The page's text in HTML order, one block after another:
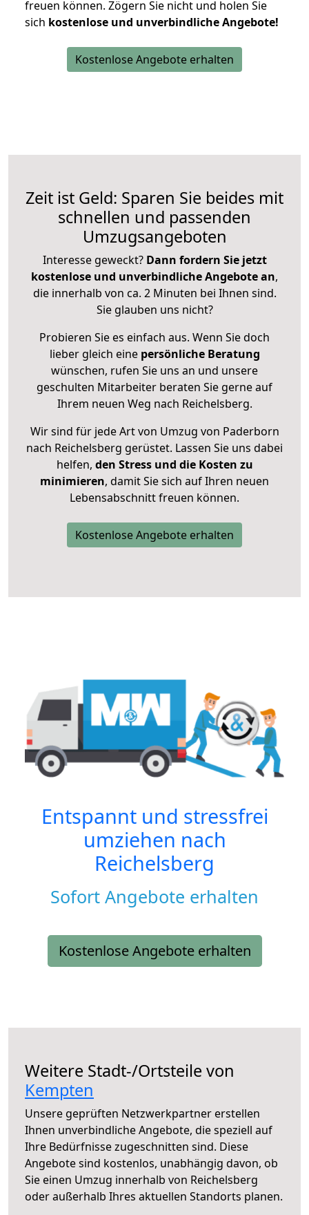
freuen können. Zögern Sie nicht und holen Sie
sich kostenlose und unverbindliche Angebote!
Kostenlose Angebote erhalten
Zeit ist Geld: Sparen Sie beides mit
schnellen und passenden
Umzugsangeboten
Interesse geweckt? Dann fordern Sie jetzt
kostenlose und unverbindliche Angebote an,
die innerhalb von ca. 2 Minuten bei Ihnen sind.
Sie glauben uns nicht?
Probieren Sie es einfach aus. Wenn Sie doch
lieber gleich eine persönliche Beratung
wünschen, rufen Sie uns an und unsere
geschulten Mitarbeiter beraten Sie gerne auf
Ihrem neuen Weg nach Reichelsberg.
Wir sind für jede Art von Umzug von Paderborn
nach Reichelsberg gerüstet. Lassen Sie uns dabei
helfen, den Stress und die Kosten zu
minimieren, damit Sie sich auf Ihren neuen
Lebensabschnitt freuen können.
Kostenlose Angebote erhalten
Entspannt und stressfrei
umziehen nach
Reichelsberg
Sofort Angebote erhalten
Kostenlose Angebote erhalten
Weitere Stadt-/Ortsteile von
Kempten
Unsere geprüften Netzwerkpartner erstellen
Ihnen unverbindliche Angebote, die speziell auf
Ihre Bedürfnisse zugeschnitten sind. Diese
Angebote sind kostenlos, unabhängig davon, ob
Sie einen Umzug innerhalb von Reichelsberg
oder außerhalb Ihres aktuellen Standorts planen.